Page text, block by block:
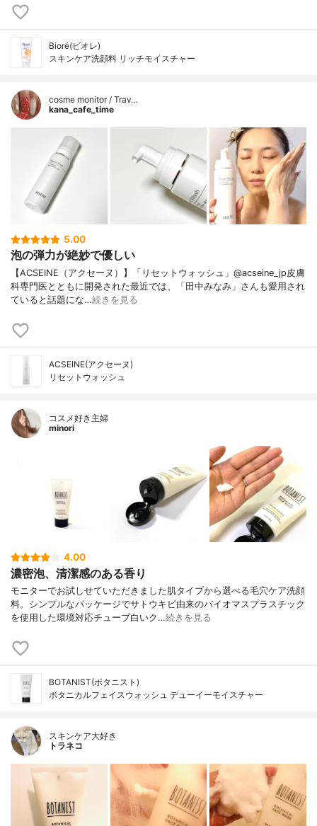
Bioré(ビオレ)
スキンケア洗顔料 リッチモイスチャー
cosme monitor / Trav…
kana_cafe_time
5.00
泡の弾力が絶妙で優しい
【ACSEINE（アクセーヌ）】「リセットウォッシュ」@acseine_jp皮膚
科専門医とともに開発された最近では、「田中みなみ」さんも愛用され
ていると話題にな…続きを見る
ACSEINE(アクセーヌ)
リセットウォッシュ
コスメ好き主婦
minori
4.00
濃密泡、清潔感のある香り
モニターでお試しせていただきました肌タイプから選べる毛穴ケア洗顔
料。シンプルなパッケージでサトウキビ由来のバイオマスプラスチック
を使用した環境対応チューブ白いク…続きを見る
BOTANIST(ボタニスト)
ボタニカルフェイスウォッシュ デューイーモイスチャー
スキンケア大好き
トラネコ